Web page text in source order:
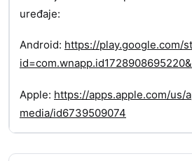
uređaje:
Android: https://play.google.com/
Apple: https://apps.apple.com/us/
media/id6739509074